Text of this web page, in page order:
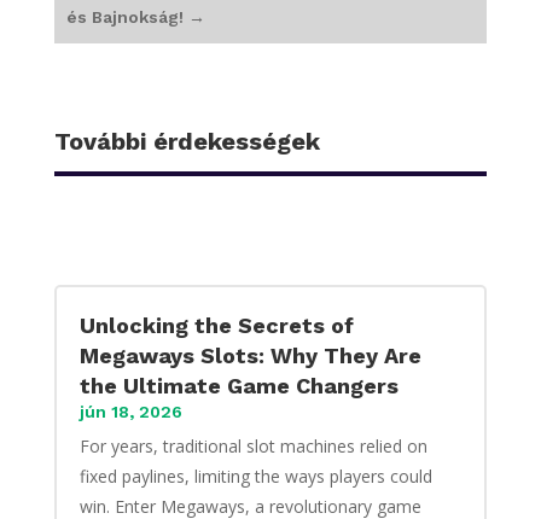
és Bajnokság! →
További érdekességek
Unlocking the Secrets of
Megaways Slots: Why They Are
the Ultimate Game Changers
jún 18, 2026
For years, traditional slot machines relied on
fixed paylines, limiting the ways players could
win. Enter Megaways, a revolutionary game